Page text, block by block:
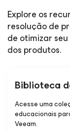
Explore os
resolução de
de otimizar
dos produtos.
Biblioteca
Acesse uma
educacionais
Veeam.